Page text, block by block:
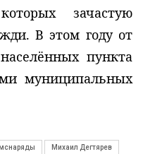
зачастую
В этом году от
пункта
муниципальных
Михаил Дегтярев